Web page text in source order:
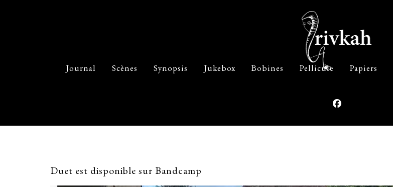
Journal Scènes Synopsis Jukebox Bobines Pellicule Papiers
Duet est disponible sur Bandcamp